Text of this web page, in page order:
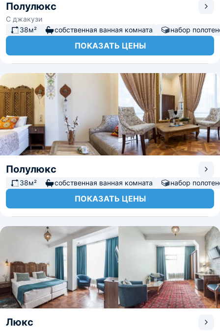
Полулюкс
С джакузи
38м²
собственная ванная комната набор
ПОКАЗАТЬ ЦЕНЫ
Полулюкс
38м² собственная ванная комната набор
ПОКАЗАТЬ ЦЕНЫ
Люкс